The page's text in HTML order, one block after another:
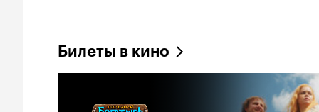
Билеты в кино